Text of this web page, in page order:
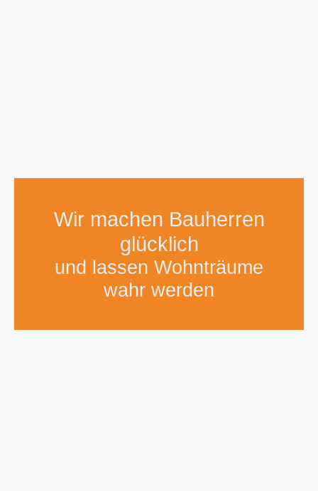
Wir machen Bauherren
glücklich
und lassen Wohnträume
wahr werden